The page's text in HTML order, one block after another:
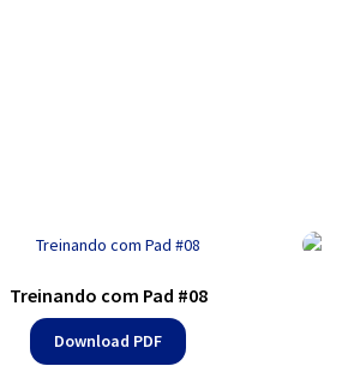
Treinando com Pad #08
Download PDF